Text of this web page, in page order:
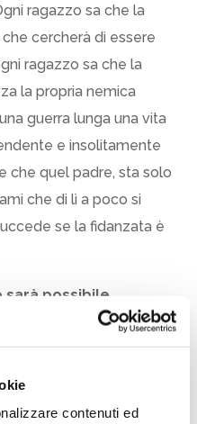
contenuti ed
ragazzo sa che la
cercherà di essere
ragazzo sa che la
la propria nemica
guerra lunga una vita
e insolitamente
che quel padre, sta solo
che di lì a poco si
se la fidanzata è
possibile
20.30 circa.
del settore Cultura